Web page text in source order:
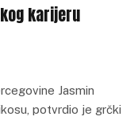
karijeru
Jasmin
potvrdio je grčki